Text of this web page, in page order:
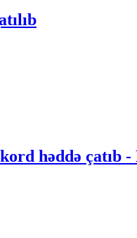
həddə çatıb